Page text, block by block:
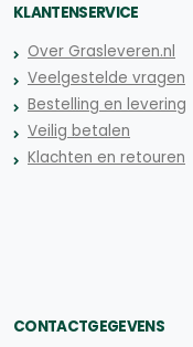
KLANTENSERVICE
Over Grasleveren.nl
Veelgestelde vragen
Bestelling en levering
Veilig betalen
Klachten en retouren
CONTACTGEGEVENS